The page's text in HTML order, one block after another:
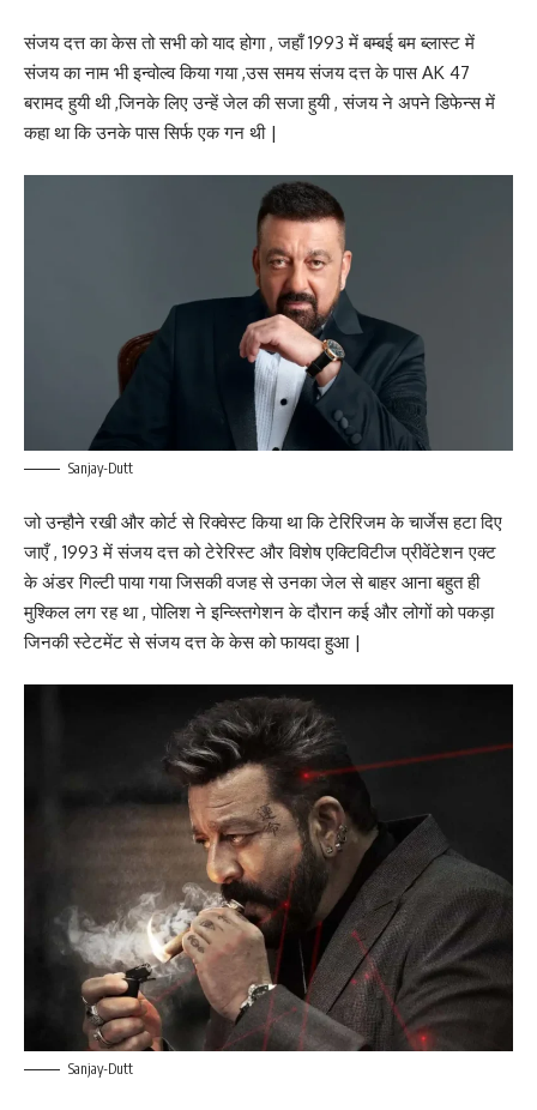
संजय दत्त का केस तो सभी को याद होगा , जहाँ 1993 में बम्बई बम ब्लास्ट में
संजय का नाम भी इन्वोल्व किया गया ,उस समय संजय दत्त के पास AK 47
बरामद हुयी थी ,जिनके लिए उन्हें जेल की सजा हुयी , संजय ने अपने डिफेन्स में
कहा था कि उनके पास सिर्फ एक गन थी |
Sanjay-Dutt
जो उन्हौने रखी और कोर्ट से रिक्वेस्ट किया था कि टेरिरिजम के चार्जेस हटा दिए
जाएँ , 1993 में संजय दत्त को टेरेरिस्ट और विशेष एक्टिविटीज प्रीवेंटेशन एक्ट
के अंडर गिल्टी पाया गया जिसकी वजह से उनका जेल से बाहर आना बहुत ही
मुश्किल लग रह था , पोलिश ने इन्व्स्तिगेशन के दौरान कई और लोगों को पकड़ा
जिनकी स्टेटमेंट से संजय दत्त के केस को फायदा हुआ |
Sanjay-Dutt